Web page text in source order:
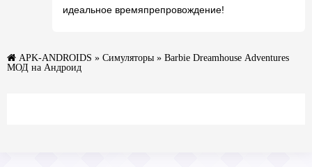
идеальное времяпрепровождение!
APK-ANDROIDS » Симуляторы » Barbie Dreamhouse Adventures
МОД на Андроид